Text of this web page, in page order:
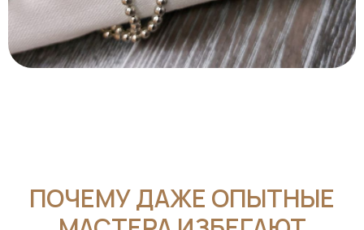
ПОЧЕМУ ДАЖЕ ОПЫТНЫЕ